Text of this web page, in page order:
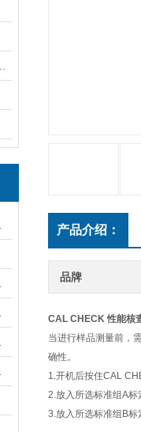
产品介绍：
品牌
CAL CHECK 性能核
当进行样品测量前，
确性。
1.开机后按住CAL
2.放入所选标准组A标
3.放入所选标准组B